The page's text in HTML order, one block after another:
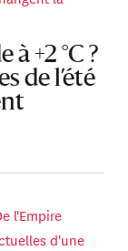
à +2 °C ?
de l’été
l'Empire
d'une